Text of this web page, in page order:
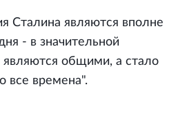
Сталина являются вполне
- в значительной
являются общими, а стало
все времена".